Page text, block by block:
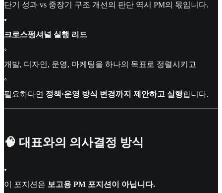
단기 성과 vs 중장기 구조 개선의 판단 역시 PM의 몫입니다.
•
크로스펑셔널 실행 리드
◦
개발, 디자인, 운영, 마케팅을 하나의 목표로 정렬시키고
◦
필요하다면 정책·운영 방식 변경까지 제안하고 실행합니다.
🧠 대표와의 의사결정 방식
•
이 포지션은 보고용 PM 포지션이 아닙니다.